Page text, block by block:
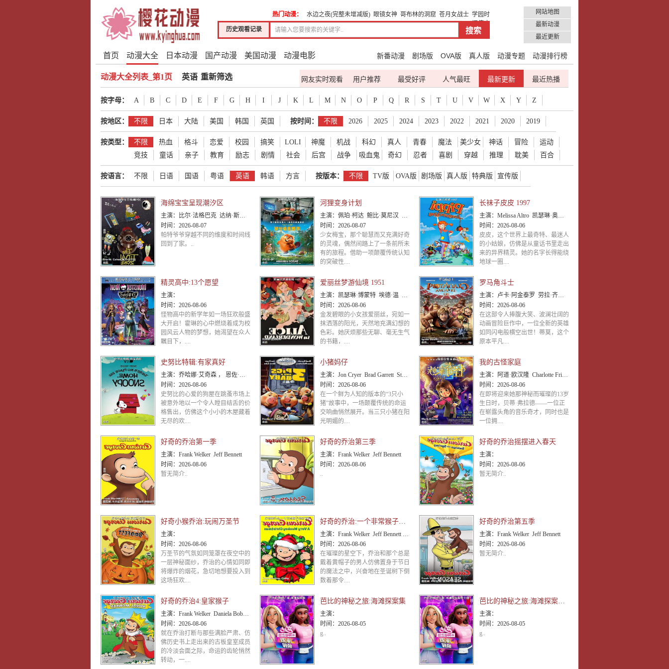
历史观看记录
热门动漫： 水边之夜(完整未增减版) 眼镜女神 哥布林的洞窟 苍月女战士 学园时
网站地图
最新动漫
最近更新
首页 动漫大全 日本动漫 国产动漫 美国动漫 动漫电影 新番动漫 剧场版 OVA版 真人版 动漫专题 动漫排行榜
动漫大全列表_第1页 英语 重新筛选 最近热播
最新更新
人气最旺
最受好评
用户推荐
网友实时观看
按字母： A B C D E F G H I J K L M N O P Q R S T U V W X Y Z
按地区： 不限 日本 大陆 美国 韩国 英国 按时间： 不限 2026 2025 2024 2023 2022 2021 2020 2019
按类型： 不限 热血 格斗 恋爱 校园 搞笑 LOLI 神魔 机战 科幻 真人 青春 魔法 美少女 神话 冒险
运动
竞技
童话 亲子 教育 励志 剧情 社会 后宫 战争 吸血鬼 奇幻 忍者 喜剧 穿越 推理 耽美 百合
按语言： 不限 日语 国语 粤语 英语 韩语 方言 按版本： 不限 TV版 OVA版 剧场版 真人版 特典版 宣传版
海绵宝宝呈现潮汐区
主演：
比尔·法格巴克 达纳·斯耐德 汤姆·肯尼
时间： 2026-08-07
帕特爷爷穿越不同的维度和时间线
回到了家。..
河狸变身计划
主演： 佩珀·柯达 鲍比·莫尼汉 乔恩·哈姆 凯茜·纳基麦 戴夫·弗兰科 爱德华多·弗兰科 梅丽莎·维亚西诺
时间： 2026-08-07
少女梅宝，那个聪慧而又充满好奇
的灵魂，偶然间踏上了一条前所未
有的旅程。借助一项颠覆传统认知
的突破性....
长袜子皮皮 1997
主演： Melissa Altro 凯瑟琳·奥哈拉 Carole Pope
时间： 2026-08-06
皮皮，这个世界上最奇特、最迷人
的小姑娘，仿佛是从童话书里走出
来的异界精灵。她的名字长得能绕
地球一圈....
精灵高中:13个愿望
主演：
时间： 2026-08-06
怪物高中的新学年如一场狂欢般盛
大开启！霍琳的心中燃烧着成为校
园风云人物的梦想，她渴望在众人
瞩目下，....
爱丽丝梦游仙境 1951
主演： 凯瑟琳·博蒙特 埃德·温 理查德·海顿
时间： 2026-08-06
金发碧眼的小女孩爱丽丝，宛如一
抹洒落的阳光，天然地充满幻想的
色彩。她厌烦那些无聊、毫无生气
的书籍，....
罗马角斗士
主演： 卢卡·阿金泰罗 劳拉·齐亚蒂 朱莉安·浩夫
时间： 2026-08-06
在这部令人捧腹大笑、波澜壮阔的
动画冒险巨作中，一位全新的英雄
如同闪电般横空出世！蒂莫，这个
原本平凡....
史努比特辑:有家真好
主演： 乔哈娜·艾奇森 ， 恩佐·贝吉纳 ，基泰·奥加罗
时间： 2026-08-06
史努比的心爱的狗屋在跳蚤市场上
被意外地以一个令人瞠目结舌的价
格售出，仿佛这个小小的木屋藏着
无尽的欢....
小猪妈仔
主演： Jon Cryer Brad Garrett Steve Zahn Jesse McCartney
时间： 2026-08-06
在一个鲜为人知的版本的“3只小
猪”故事中，一场颠覆传统的命运
交响曲悄然展开。当三只小猪在阳
光明媚的....
我的古怪家庭
主演：
阿道·欧汉隆 Charlotte Friels Sarah Aubrey 艾德·伯恩 Semisi
时间： 2026-08-06
在即将迎来她那神秘而璀璨的13岁
生日时，贝蒂·弗拉德——一位正
在崭露头角的音乐奇才，同时也是
一位拥....
好奇的乔治第一季
主演： Frank Welker Jeff Bennett
时间： 2026-08-06
暂无简介..
好奇的乔治第三季
主演： Frank Welker Jeff Bennett
时间： 2026-08-06
..
好奇的乔治摇摆进入春天
主演：
时间： 2026-08-06
暂无简介..
好奇小猴乔治:玩闹万圣节
主演：
时间： 2026-08-06
万圣节的气氛如同笼罩在夜空中的
一层神秘面纱，乔治的心情如同即
将爆炸的烟花，急切地想要投入到
这场狂欢....
好奇的乔治:一个非常猴子的圣诞节
主演： Frank Welker Jeff Bennett Rino Romano
时间： 2026-08-06
在璀璨的星空下，乔治和那个总是
戴着黄帽子的男人仿佛置身于节日
的魔法之中，兴奋地在圣诞树下倒
数着那令....
好奇的乔治第五季
主演： Frank Welker Jeff Bennett
时间： 2026-08-06
暂无简介..
好奇的乔治4:皇家猴子
主演： Frank Welker Daniela Bobadilla Jeff Bennett
时间： 2026-08-06
就在乔治打断与那些满脸严肃、仿
佛历史书上走出来的古板皇室成员
的冷淡会面之际，命运的齿轮悄然
转动，一....
芭比的神秘之旅:海滩探案集
主演：
时间： 2026-08-05
g..
芭比的神秘之旅:海滩探案集英文版
主演：
时间： 2026-08-05
g..